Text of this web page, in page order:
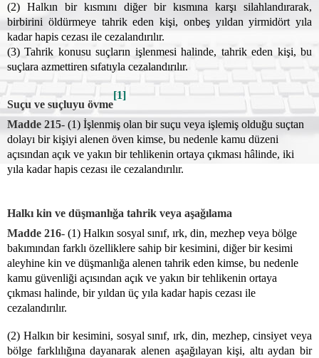
(2) Halkın bir kısmını diğer bir kısmına karşı silahlandırarak,
birbirini öldürmeye tahrik eden kişi, onbeş yıldan yirmidört yıla
kadar hapis cezası ile cezalandırılır.
(3) Tahrik konusu suçların işlenmesi halinde, tahrik eden kişi, bu
suçlara azmettiren sıfatıyla cezalandırılır.
Suçu ve suçluyu övme
[1]
Madde 215- (1) İşlenmiş olan bir suçu veya işlemiş olduğu suçtan
dolayı bir kişiyi alenen öven kimse, bu nedenle kamu düzeni
açısından açık ve yakın bir tehlikenin ortaya çıkması hâlinde, iki
yıla kadar hapis cezası ile cezalandırılır.
Halkı kin ve düşmanlığa tahrik veya aşağılama
Madde 216- (1) Halkın sosyal sınıf, ırk, din, mezhep veya bölge
bakımından farklı özelliklere sahip bir kesimini, diğer bir kesimi
aleyhine kin ve düşmanlığa alenen tahrik eden kimse, bu nedenle
kamu güvenliği açısından açık ve yakın bir tehlikenin ortaya
çıkması halinde, bir yıldan üç yıla kadar hapis cezası ile
cezalandırılır.
(2) Halkın bir kesimini, sosyal sınıf, ırk, din, mezhep, cinsiyet veya
bölge farklılığına dayanarak alenen aşağılayan kişi, altı aydan bir